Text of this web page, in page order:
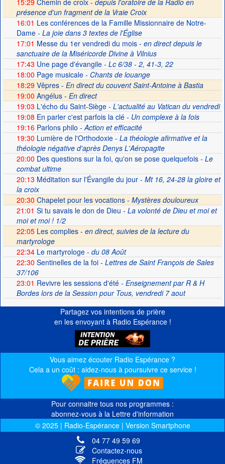
15:29 Chemin de croix - depuis l'oratoire de la Radio en
présence d'un fragment de la Vraie Croix
16:01 Les conférences de la Famille Missionnaire de Notre-
Dame- La joie dans 3 textes de l'Église
17:01 Messe du 1er vendredi du mois- en direct depuis le
sanctuaire de la Miséricorde Divine à Vilnius
17:43 Une page d'évangile- Lc 6/38 - 2, 41-3, 22
18:00 Page musicale- Chants de louange
18:29 Vêpres - En direct du couvent Saint-Antoine à Bastia
19:00 Angélus - En direct
19:03 L'écho du Saint-Siège- L'actualité au Vatican du vendredi
19:08 En parler c'est parfois la clé- Un complexe à la fois
19:16Parlons philo - Action et efficacité
19:30 Lumière de l'Orthodoxie- La théologie afirmative et la
théologie négative d'après Denys L'Aéropagite
20:00 Des questions sur la foi, qu'on se pose quelquefois- Le
combat ultime
20:13 Méditation sur l'Évangile du jour- Mt 16, 24-28 la gloire et
la croix
20:30 Chapelet pour les vocations - Mystères douloureux
21:01 Si tu savais le don de Dieu - La volonté de Dieu et moi et
moi et moi ! 1/2
22:05Les complies - en direct, suivies de la lecture du
martyrologe
22:34Le martyrologe- du 08 Août
22:30 Sentinelles de la foi- Lettres de Saint François de Sales
37/106
23:01 Revivre les sessions d'été- Enseignement par R & H
Bordes lors de la Session pour Tous, vendredi 7 aout
Partagez vos intentions de prière
en les envoyant à Radio Espérance !
Vous aimez écouter Radio Espérance ?
Cela a un coût : aidez-nous à poursuivre ce service !
Pour connaitre tous nos programmes :
abonnez-vous à la Lettre d'information
© 2025 | Radio-Espérance | Version Smartphone
04 77 49 59 69
Contactez-nous
Fréquences FM